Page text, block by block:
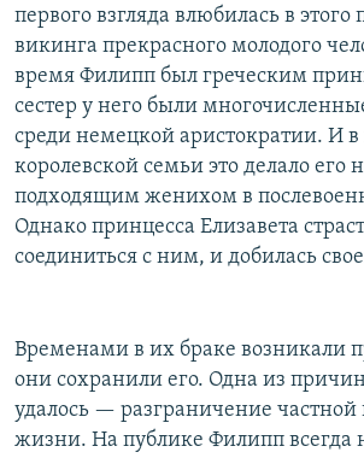
первого взгляда влюбилась в этого
викинга прекрасного молодого
время Филипп был греческим
сестер у него были
среди немецкой аристократии. И в
королевской семьи это делало его
подходящим женихом в
Однако принцесса Елизавета
соединиться с ним, и добилась
Временами в их браке возникали
они сохранили его. Одна из
удалось — разграничение
жизни. На публике Филипп всегда